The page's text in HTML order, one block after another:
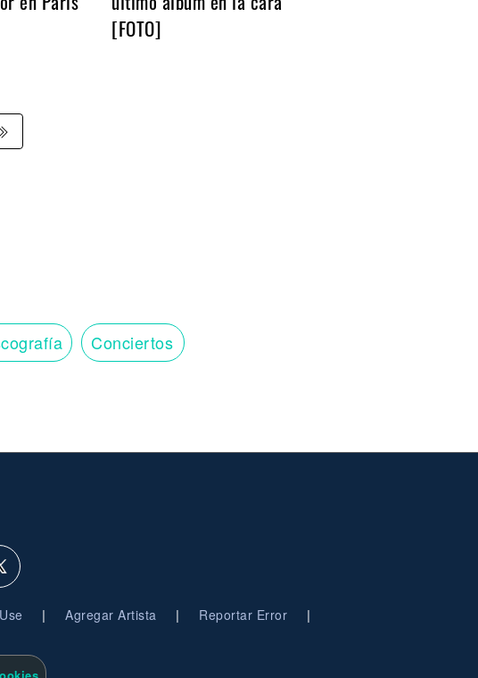
[FOTO]
Conciertos
| Agregar Artista | Reportar Error |